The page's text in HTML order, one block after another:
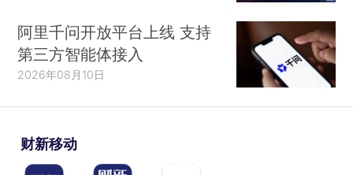
阿里千问开放平台上线 支持
第三方智能体接入
2026年08月10日
财新移动